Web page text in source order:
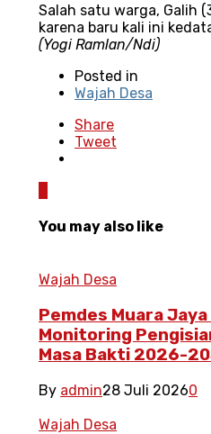
Salah satu warga, Galih
karena baru kali ini
(Yogi Ramlan/Ndi)
Posted in
Wajah Desa
Share
Tweet
You may also like
Wajah Desa
Pemdes Muara
Monitoring
Masa Bakti 2026-
By admin28 Juli 20260
Wajah Desa